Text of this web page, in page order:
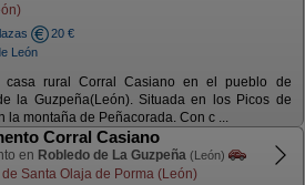
20 €
León
casa rural Corral Casiano en el pueblo de
la Guzpeña(León). Situada en los Picos de
la montaña de Peñacorada. Con c ...
Corral Casiano
en Robledo de La Guzpeña (León)
de Santa Olaja de Porma (León)